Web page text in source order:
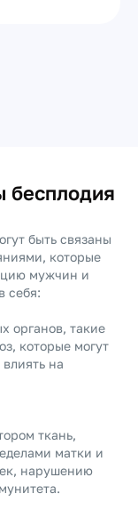
бесплодия
быть связаны
которые
мужчин и
себя:
органов, такие
которые могут
на
ткань,
матки и
нарушению